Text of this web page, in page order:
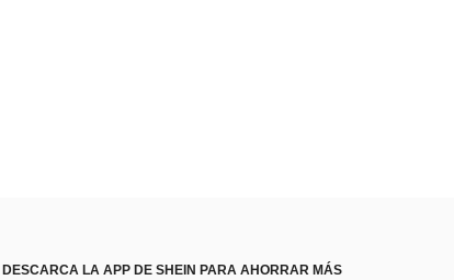
DESCARCA LA APP DE SHEIN PARA AHORRAR MÁS